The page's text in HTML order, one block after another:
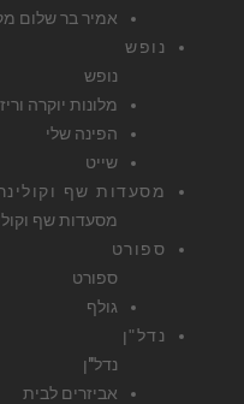
אמיר בר שלום
נופש
נופש
מלונות יוקרה
הפינה שלי
שייט
מסעדות שף
מסעדות שף
ספורט
ספורט
גולף
נדל"ן
נדל"ן
אביזרים לבית